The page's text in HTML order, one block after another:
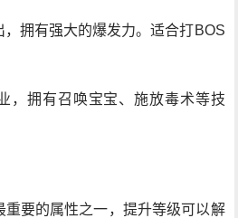
，拥有强大的爆发力。适合打BOS
，拥有召唤宝宝、施放毒术等技
重要的属性之一，提升等级可以解